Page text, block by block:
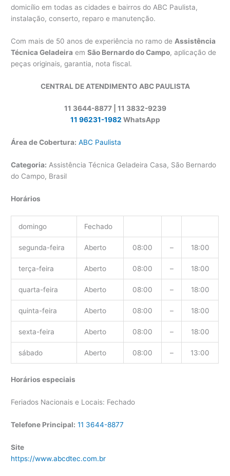
domicílio em todas as cidades e bairros do ABC Paulista,
instalação, conserto, reparo e manutenção.
Com mais de 50 anos de experiência no ramo de Assistência
Técnica Geladeira emSão Bernardo do Campo, aplicação de
peças originais, garantia, nota fiscal.
CENTRAL DE ATENDIMENTO ABC PAULISTA
11 3644-8877 | 11 3832-9239
11 96231-1982 WhatsApp
Área de Cobertura: ABC Paulista
Categoria: Assistência Técnica Geladeira Casa, São Bernardo
do Campo, Brasil
Horários
domingo Fechado
segunda-feira Aberto 08:00 – 18:00
terça-feira Aberto 08:00 – 18:00
quarta-feira Aberto 08:00 – 18:00
quinta-feira Aberto 08:00 – 18:00
sexta-feira Aberto 08:00 – 18:00
sábado Aberto 08:00 – 13:00
Horários especiais
Feriados Nacionais e Locais: Fechado
Telefone Principal: 11 3644-8877
Site
https://www.abcdtec.com.br